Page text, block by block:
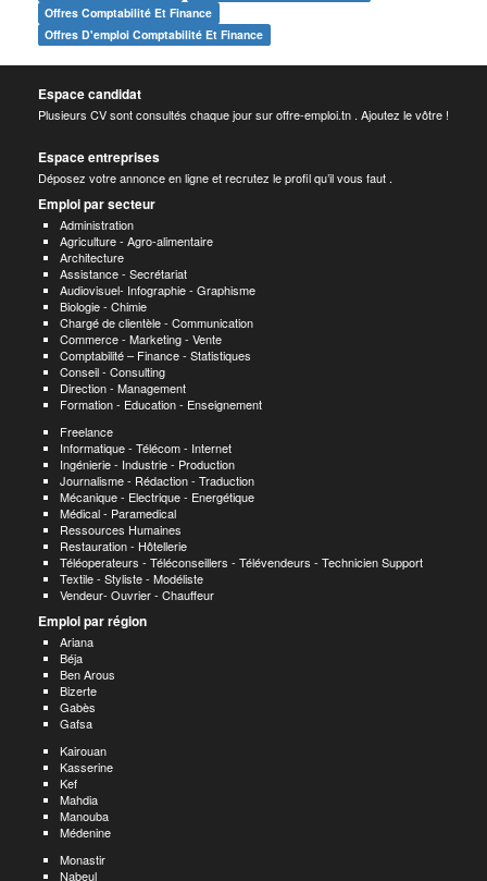
Offres Comptabilité Et Finance
Offres D'emploi Comptabilité Et Finance
Espace candidat
Plusieurs CV sont consultés chaque jour sur offre-emploi.tn . Ajoutez le vôtre !
Espace entreprises
Déposez votre annonce en ligne et recrutez le profil qu’il vous faut .
Emploi par secteur
Administration
Agriculture - Agro-alimentaire
Architecture
Assistance - Secrétariat
Audiovisuel- Infographie - Graphisme
Biologie - Chimie
Chargé de clientèle - Communication
Commerce - Marketing - Vente
Comptabilité – Finance - Statistiques
Conseil - Consulting
Direction - Management
Formation - Education - Enseignement
Freelance
Informatique - Télécom - Internet
Ingénierie - Industrie - Production
Journalisme - Rédaction - Traduction
Mécanique - Electrique - Energétique
Médical - Paramedical
Ressources Humaines
Restauration - Hôtellerie
Téléoperateurs - Téléconseillers - Télévendeurs - Technicien Support
Textile - Styliste - Modéliste
Vendeur- Ouvrier - Chauffeur
Emploi par région
Ariana
Béja
Ben Arous
Bizerte
Gabès
Gafsa
Kairouan
Kasserine
Kef
Mahdia
Manouba
Médenine
Monastir
Nabeul